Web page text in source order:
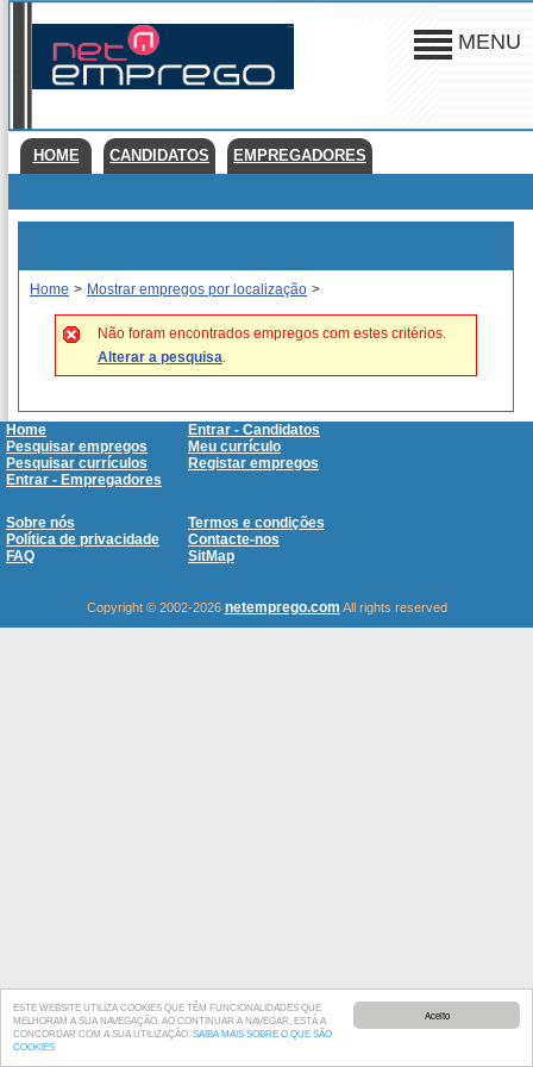
Aceito
ESTE WEBSITE UTILIZA COOKIES QUE TÊM FUNCIONALIDADES QUE
MELHORAM A SUA NAVEGAÇÃO. AO CONTINUAR A NAVEGAR, ESTÁ A
CONCORDAR COM A SUA UTILIZAÇÃO. SAIBA MAIS SOBRE O QUE SÃO
COOKIES
MENU
HOME CANDIDATOS EMPREGADORES
Home > Mostrar empregos por localização >
Não foram encontrados empregos com estes critérios.
Alterar a pesquisa.
Home
Entrar - Candidatos
Pesquisar empregos
Meu currículo
Pesquisar currículos
Registar empregos
Entrar - Empregadores
Sobre nós
Termos e condições
Política de privacidade
Contacte-nos
FAQ
SitMap
Copyright © 2002-2026 netemprego.com All rights reserved